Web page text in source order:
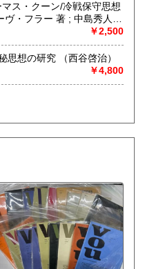
ス・クーン/冷戦保守思想
￥2,500
西谷啓治著作集 第3巻 西洋神秘思想の研究 （西谷啓治）
￥4,800